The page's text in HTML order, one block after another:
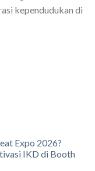
kependudukan di
Expo 2026?
IKD di Booth